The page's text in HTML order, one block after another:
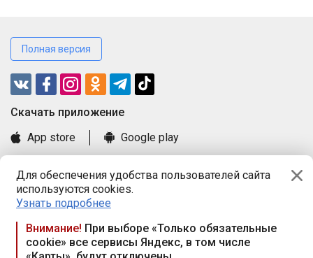
Для обеспечения удобства пользователей сайта
используются cookies.
Узнать подробнее
Внимание! При выборе «Только обязательные
cookie» все сервисы Яндекс, в том числе
Полная версия
Cкачать приложение
App store
Google play
Книга замечаний и предложений
Правила и документы
Praca.by © 2000—2026, ООО «ПРАЦА БАЙ»
Республика Беларусь, 220114, г. Минск, пр-т Независимости
117а, пом. № 9.